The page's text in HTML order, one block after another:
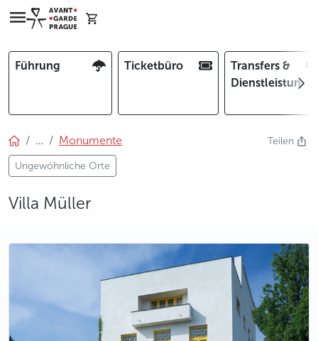
Führung Ticketbüro
Transfers &
… Monumente
Ungewöhnliche Orte
Teilen
Villa Müller
photo 5
photo 6
photo 7